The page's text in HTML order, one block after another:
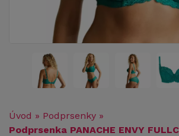
Úvod » Podprsenky »
Podprsenka PANACHE ENVY